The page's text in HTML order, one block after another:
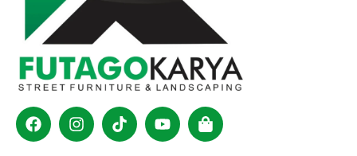
FacebookInstagram
TiktokYoutubeShopping-
bag